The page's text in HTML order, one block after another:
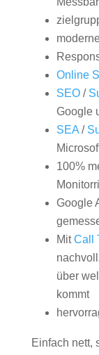
Online
SEO/
Google
SEA/
100%
Google
MitCall
über
kommt
Einfach nett,